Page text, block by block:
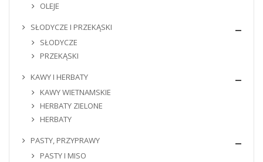
OLEJE
SŁODYCZE I PRZEKĄSKI
SŁODYCZE
PRZEKĄSKI
KAWY I HERBATY
KAWY WIETNAMSKIE
HERBATY ZIELONE
HERBATY
PASTY, PRZYPRAWY
PASTY I MISO